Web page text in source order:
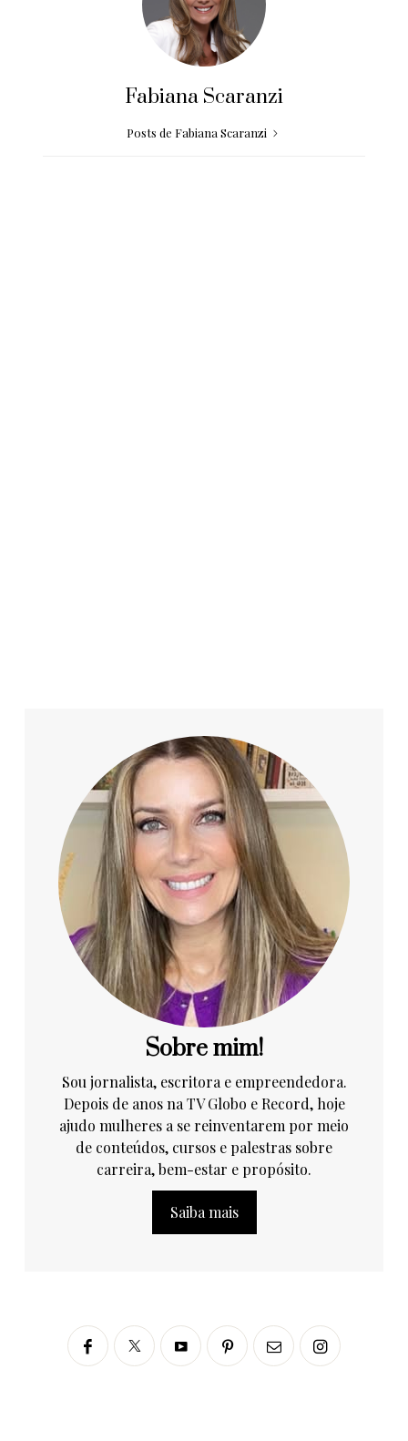
Fabiana Scaranzi
Posts de Fabiana Scaranzi
Sobre mim!
Sou jornalista, escritora e empreendedora.
Depois de anos na TV Globo e Record, hoje
ajudo mulheres a se reinventarem por meio
de conteúdos, cursos e palestras sobre
carreira, bem-estar e propósito.
Saiba mais